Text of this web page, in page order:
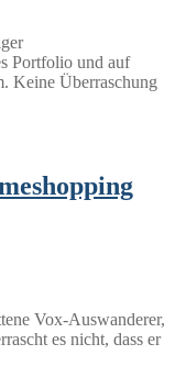
Portfolio und auf
Keine Überraschung
Vox-Auswanderer,
es nicht, dass er